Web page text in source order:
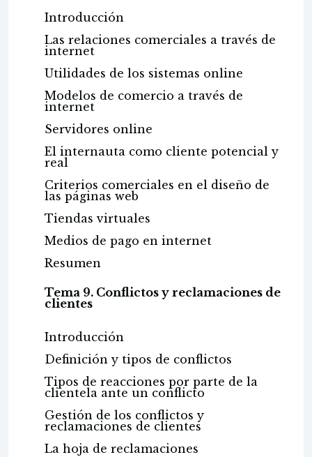
Introducción
Las relaciones comerciales a través de
internet
Utilidades de los sistemas online
Modelos de comercio a través de
internet
Servidores online
El internauta como cliente potencial y
real
Criterios comerciales en el diseño de
las páginas web
Tiendas virtuales
Medios de pago en internet
Resumen
Tema 9. Conflictos y reclamaciones de
clientes
Introducción
Definición y tipos de conflictos
Tipos de reacciones por parte de la
clientela ante un conflicto
Gestión de los conflictos y
reclamaciones de clientes
La hoja de reclamaciones